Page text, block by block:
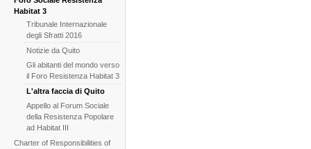
Habitat 3
Tribunale Internazionale
degli Sfratti 2016
Notizie da Quito
Gli abitanti del mondo verso
il Foro Resistenza Habitat 3
L'altra faccia di Quito
Appello al Forum Sociale
della Resistenza Popolare
ad Habitat III
Charter of Responsibilities of